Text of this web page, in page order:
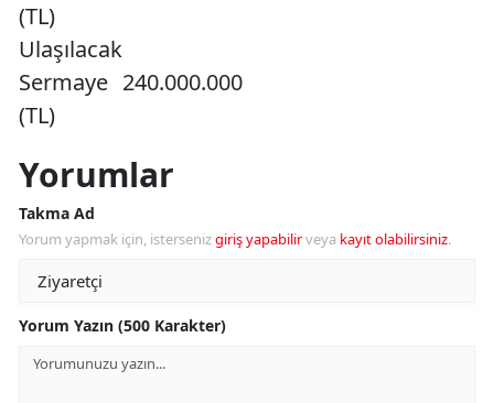
(TL)
Ulaşılacak
Sermaye
(TL)
240.000.000
Yorumlar
Takma Ad
Yorum yapmak için, istersenizgiriş yapabilirveya kayıt olabilirsiniz.
Yorum Yazın (500 Karakter)